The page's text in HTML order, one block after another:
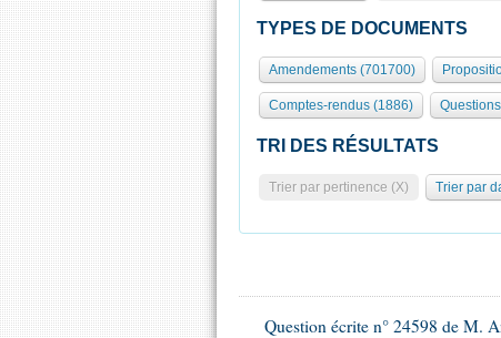
TYPES DE DOCUMENTS
Amendements (701700)
Comptes-rendus (1886)
TRI DES RÉSULTATS
Trier par pertinence (X) Trier par
Question écrite n° 24598 de M.